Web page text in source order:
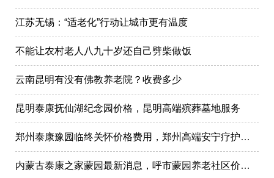
江苏无锡：“适老化”行动让城市更有温度
不能让农村老人八九十岁还自己劈柴做饭
云南昆明有没有佛教养老院？收费多少
昆明泰康抚仙湖纪念园价格，昆明高端殡葬墓地服务
郑州泰康豫园临终关怀价格费用，郑州高端安宁疗护在哪里
内蒙古泰康之家蒙园最新消息，呼市蒙园养老社区价格表